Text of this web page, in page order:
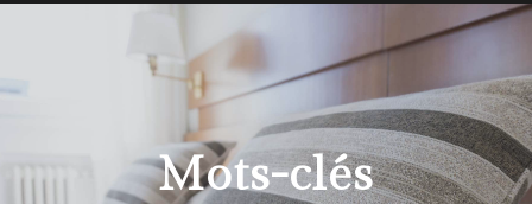
Mots-clés